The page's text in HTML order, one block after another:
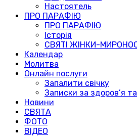
Настоятель
ПРО ПАРАФІЮ
ПРО ПАРАФІЮ
Історія
СВЯТІ ЖІНКИ-
Календар
Молитва
Онлайн послуги
Запалити свічку
Записки за здоров’я
Новини
СВЯТА
ФОТО
ВІДЕО